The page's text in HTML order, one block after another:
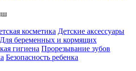
косметика Детские аксессуары
Для беременных и кормящих
гигиена Прорезывание зубов
Безопасность ребенка